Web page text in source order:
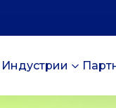
Индустрии